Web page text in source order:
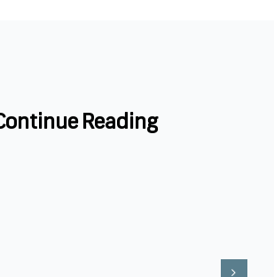
Reading